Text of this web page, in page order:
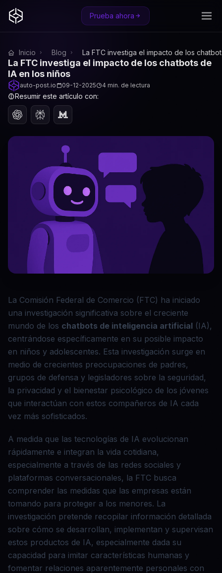
Prueba ahora
Inicio Blog La FTC investiga el impacto de los
La FTC investiga el impacto de los chatbots de
IA en los niños
auto-post.io 09-12-2025 4 min. de lectura
Resumir este artículo con:
La Comisión Federal de Comercio (FTC) ha iniciado
una investigación significativa sobre el creciente
mundo de los chatbots de inteligencia artificial (IA),
centrándose específicamente en su posible impacto
en niños y adolescentes. Esta investigación surge en
medio de crecientes preocupaciones de padres,
grupos de defensa y legisladores sobre la seguridad,
la privacidad y el bienestar psicológico de los jóvenes
que interactúan con estos compañeros de IA cada
vez más sofisticados.
A medida que las tecnologías de IA evolucionan
rápidamente e integran la vida cotidiana,
especialmente a través de las redes sociales y
plataformas conversacionales, la FTC busca
comprender las medidas que las empresas están
tomando para proteger a los menores. La
investigación pretende recopilar información detallada
sobre cómo se desarrollan, implementan y supervisan
estos productos de IA, especialmente dada su
capacidad para imitar características humanas y
fomentar relaciones aparentemente personales con